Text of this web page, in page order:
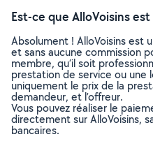
Est-ce que AlloVoisins
Absolument ! AlloVoisins est
et sans aucune commission
membre, qu’il soit
prestation de service ou une
uniquement le prix de la
demandeur, et l’offreur.
Vous pouvez réaliser le
directement sur AlloVoisins,
bancaires.